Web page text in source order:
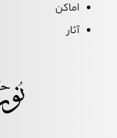
اماکن
آثار